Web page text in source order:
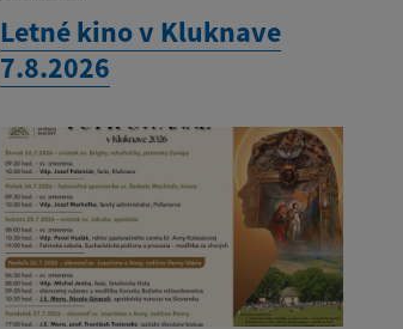
Letné kino v Kluknave
7.8.2026